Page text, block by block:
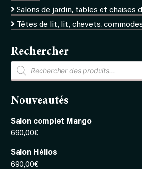
Salons de jardin, tables et chaises
Têtes de lit, lit, chevets,
Rechercher
Recherche
de
produits
Nouveautés
Salon complet Mango
690,00€
Salon Hélios
690,00€